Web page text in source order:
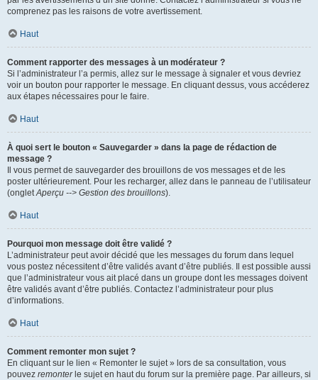
comprenez pas les raisons de votre avertissement.
Haut
Comment rapporter des messages à un modérateur ?
Si l’administrateur l’a permis, allez sur le message à signaler et vous devriez
voir un bouton pour rapporter le message. En cliquant dessus, vous accéderez
aux étapes nécessaires pour le faire.
Haut
À quoi sert le bouton « Sauvegarder » dans la page de rédaction de
message ?
Il vous permet de sauvegarder des brouillons de vos messages et de les
poster ultérieurement. Pour les recharger, allez dans le panneau de l’utilisateur
(ongletAperçu --> Gestion des brouillons).
Haut
Pourquoi mon message doit être validé ?
L’administrateur peut avoir décidé que les messages du forum dans lequel
vous postez nécessitent d’être validés avant d’être publiés. Il est possible aussi
que l’administrateur vous ait placé dans un groupe dont les messages doivent
être validés avant d’être publiés. Contactez l’administrateur pour plus
d’informations.
Haut
Comment remonter mon sujet ?
En cliquant sur le lien « Remonter le sujet » lors de sa consultation, vous
pouvez remonterle sujet en haut du forum sur la première page. Par ailleurs, si